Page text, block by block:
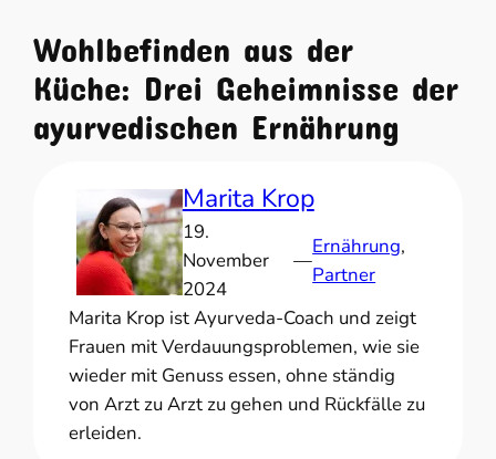
Wohlbefinden aus der
Küche: Drei Geheimnisse der
ayurvedischen Ernährung
Marita Krop
19.
November
2024
—
Ernährung
Partner
Marita Krop ist Ayurveda-Coach und zeigt
Frauen mit Verdauungsproblemen, wie sie
wieder mit Genuss essen, ohne ständig
von Arzt zu Arzt zu gehen und Rückfälle zu
erleiden.